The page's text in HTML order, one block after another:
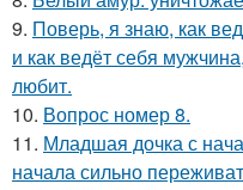
9. Поверь, я знаю, как
и как ведёт себя
любит.
10. Вопрос номер 8.
11. Младшая дочка с
начала сильно